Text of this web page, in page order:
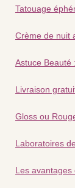
Tatouage
Crème de nuit
Astuce Beauté
Livraison
Gloss ou
Laboratoires
Les avantages